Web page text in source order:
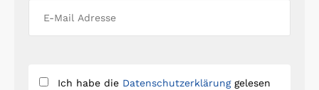
Ich habe die Datenschutzerklärunggelesen